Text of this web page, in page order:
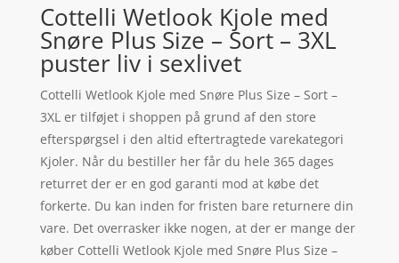
Cottelli Wetlook Kjole med
Snøre Plus Size – Sort – 3XL
puster liv i sexlivet
Cottelli Wetlook Kjole med Snøre Plus Size – Sort –
3XL er tilføjet i shoppen på grund af den store
efterspørgsel i den altid eftertragtede varekategori
Kjoler. Når du bestiller her får du hele 365 dages
returret der er en god garanti mod at købe det
forkerte. Du kan inden for fristen bare returnere din
vare. Det overrasker ikke nogen, at der er mange der
køber Cottelli Wetlook Kjole med Snøre Plus Size –